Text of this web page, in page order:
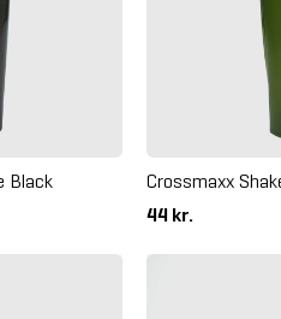
Black
Crossmaxx
44 kr.